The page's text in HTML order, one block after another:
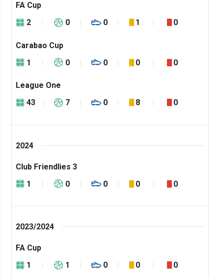
FA Cup
2
0 0 1 0
Carabao Cup
1
0 0 0 0
League One
43
7 0 8 0
2024
Club Friendlies 3
1
0 0 0 0
2023/2024
FA Cup
1
1 0 0 0